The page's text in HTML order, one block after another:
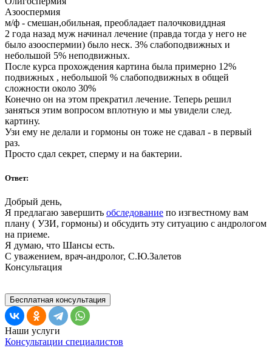
Азооспермия
м/ф - смешан,обильная, преобладает палочковиддная
2 года назад муж начинал лечение (правда тогда у него не
было азооспермии) было неск. 3% слабоподвижных и
небольшой 5% неподвижных.
После курса прохождения картина была примерно 12%
подвижных , небольшой % слабоподвижных в общей
сложности около 30%
Конечно он на этом прекратил лечение. Теперь решил
заняться этим вопросом вплотную и мы увидели след.
картину.
Узи ему не делали и гормоны он тоже не сдавал - в первый
раз.
Просто сдал секрет, сперму и на бактерии.
Ответ:
Добрый день,
Я предлагаю завершить обследование по изгвестному вам
плану ( УЗИ, гормоны) и обсудить эту ситуацию с андрологом
на приеме.
Я думаю, что Шансы есть.
С уважением, врач-андролог, С.Ю.Залетов
Консультация
Бесплатная консультация
Наши услуги
Консультации специалистов